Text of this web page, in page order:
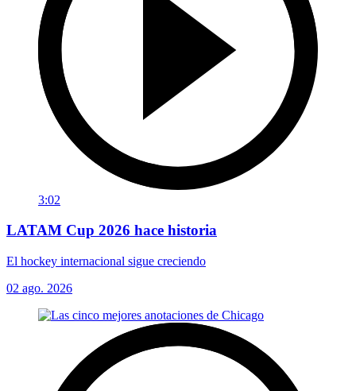
3:02
LATAM Cup 2026 hace historia
El hockey internacional sigue creciendo
02 ago. 2026